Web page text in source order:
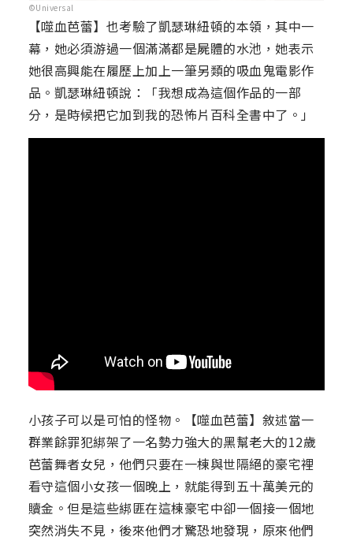
©Universal
【噬血芭蕾】也考驗了凱瑟琳紐頓的本領，其中一
幕，她必須游過一個滿滿都是屍體的水池，她表示
她很高興能在履歷上加上一筆另類的吸血鬼電影作
品。凱瑟琳紐頓說：「我想成為這個作品的一部
分，是時候把它加到我的恐怖片百科全書中了。」
小孩子可以是可怕的怪物。【噬血芭蕾】敘述當一
群業餘罪犯綁架了一名勢力強大的黑幫老大的12歲
芭蕾舞者女兒，他們只要在一棟與世隔絕的豪宅裡
看守這個小女孩一個晚上，就能得到五十萬美元的
贖金。但是這些綁匪在這棟豪宅中卻一個接一個地
突然消失不見，後來他們才驚恐地發現，原來他們